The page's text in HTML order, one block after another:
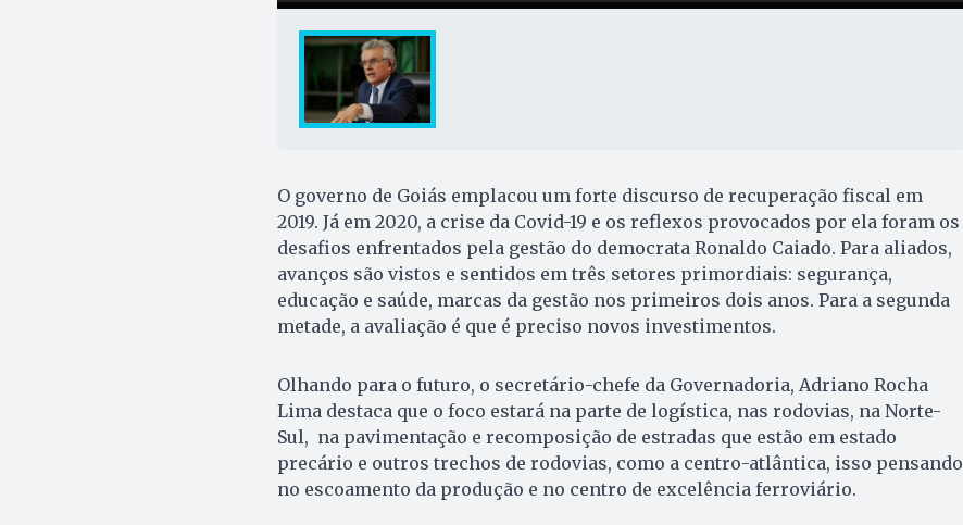
O governo de Goiás emplacou um forte discurso de recuperação fiscal em
2019. Já em 2020, a crise da Covid-19 e os reflexos provocados por ela foram os
desafios enfrentados pela gestão do democrata Ronaldo Caiado. Para aliados,
avanços são vistos e sentidos em três setores primordiais: segurança,
educação e saúde, marcas da gestão nos primeiros dois anos. Para a segunda
metade, a avaliação é que é preciso novos investimentos.
Olhando para o futuro, o secretário-chefe da Governadoria, Adriano Rocha
Lima destaca que o foco estará na parte de logística, nas rodovias, na Norte-
Sul, na pavimentação e recomposição de estradas que estão em estado
precário e outros trechos de rodovias, como a centro-atlântica, isso pensando
no escoamento da produção e no centro de excelência ferroviário.